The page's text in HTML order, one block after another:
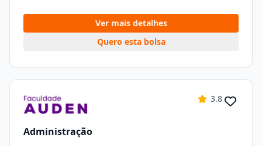
Ver mais detalhes
Quero esta bolsa
3.8
Administração